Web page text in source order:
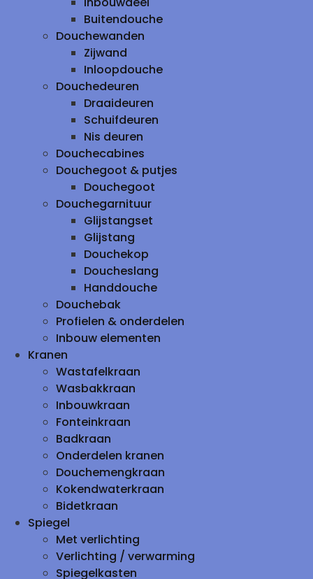
Buitendouche
Douchewanden
Zijwand
Inloopdouche
Douchedeuren
Draaideuren
Schuifdeuren
Nis deuren
Douchecabines
Douchegoot & putjes
Douchegoot
Douchegarnituur
Glijstangset
Glijstang
Douchekop
Doucheslang
Handdouche
Douchebak
Profielen & onderdelen
Inbouw elementen
Kranen
Wastafelkraan
Wasbakkraan
Inbouwkraan
Fonteinkraan
Badkraan
Onderdelen kranen
Douchemengkraan
Kokendwaterkraan
Bidetkraan
Spiegel
Met verlichting
Verlichting / verwarming
Spiegelkasten